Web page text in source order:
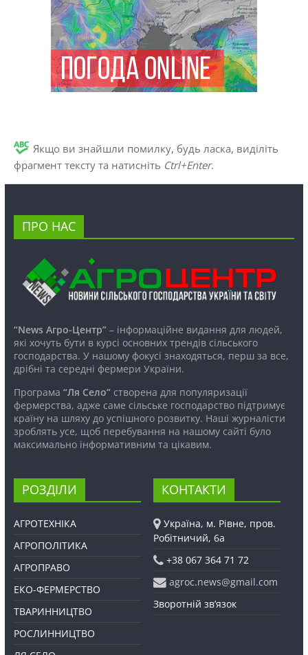
Якщо ви знайшли помилку, будь ласка, виділіть
фрагмент тексту та натисніть Ctrl+Enter.
ПРО НАС
“News Агро-Центр”– інформаційне видання для людей,
які хочуть бути в курсі основних трендів сільського
господарства. У нашому фокусі знаходяться, перш за все,
дрібні та середні фермери України.
Програма “Ля Село”створена для популяризації
фермерства, адже саме сільське господарство підтримує
країну на шляху до успішного розвитку. Наші журналісти
зроблять усе, щоб перебування на нашому сайті було
максимально інформативним та цікавим.
РОЗДІЛИ
АГРОТЕХНІКА
АГРОПОЛІТИКА
АГРОПРАВО
ЕКО-ФЕРМЕРСТВО
ТВАРИННИЦТВО
РОСЛИННИЦТВО
КОНТАКТИ
Україна, м. Рівне, пров.
Робітничий, 6а
+38 067 364 71 72
agroc.news@gmail.com
Зворотній зв’язок